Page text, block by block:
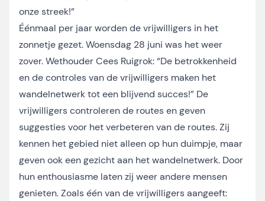
onze streek!”
Éénmaal per jaar worden de vrijwilligers in het
zonnetje gezet. Woensdag 28 juni was het weer
zover. Wethouder Cees Ruigrok: “De betrokkenheid
en de controles van de vrijwilligers maken het
wandelnetwerk tot een blijvend succes!” De
vrijwilligers controleren de routes en geven
suggesties voor het verbeteren van de routes. Zij
kennen het gebied niet alleen op hun duimpje, maar
geven ook een gezicht aan het wandelnetwerk. Door
hun enthousiasme laten zij weer andere mensen
genieten. Zoals één van de vrijwilligers aangeeft: